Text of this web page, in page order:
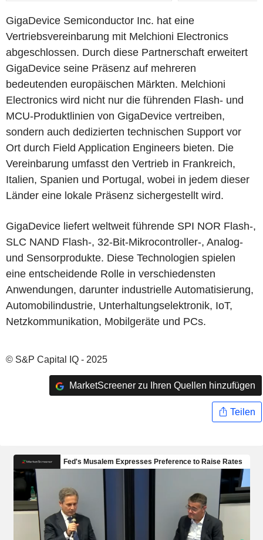
GigaDevice Semiconductor Inc. hat eine
Vertriebsvereinbarung mit Melchioni Electronics
abgeschlossen. Durch diese Partnerschaft erweitert
GigaDevice seine Präsenz auf mehreren
bedeutenden europäischen Märkten. Melchioni
Electronics wird nicht nur die führenden Flash- und
MCU-Produktlinien von GigaDevice vertreiben,
sondern auch dedizierten technischen Support vor
Ort durch Field Application Engineers bieten. Die
Vereinbarung umfasst den Vertrieb in Frankreich,
Italien, Spanien und Portugal, wobei in jedem dieser
Länder eine lokale Präsenz sichergestellt wird.
GigaDevice liefert weltweit führende SPI NOR Flash-,
SLC NAND Flash-, 32-Bit-Mikrocontroller-, Analog-
und Sensorprodukte. Diese Technologien spielen
eine entscheidende Rolle in verschiedensten
Anwendungen, darunter industrielle Automatisierung,
Automobilindustrie, Unterhaltungselektronik, IoT,
Netzkommunikation, Mobilgeräte und PCs.
© S&P Capital IQ - 2025
MarketScreener zu Ihren Quellen hinzufügen
Teilen